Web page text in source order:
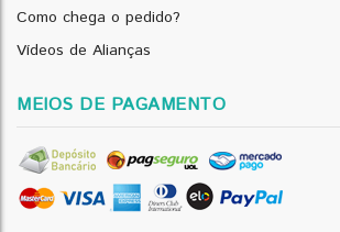
Como chega o pedido?
Vídeos de Alianças
MEIOS DE PAGAMENTO